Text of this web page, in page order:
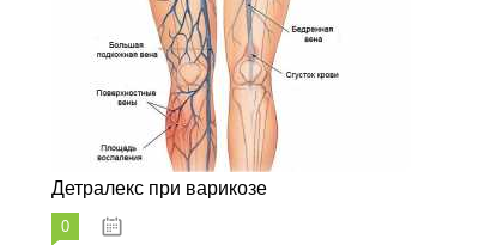
Детралекс при варикозе
0